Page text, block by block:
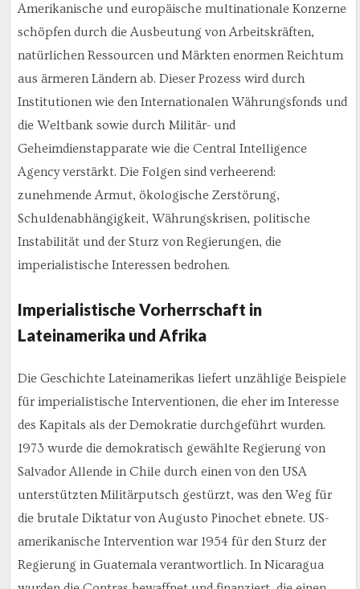
Amerikanische und europäische multinationale Konzerne
schöpfen durch die Ausbeutung von Arbeitskräften,
natürlichen Ressourcen und Märkten enormen Reichtum
aus ärmeren Ländern ab. Dieser Prozess wird durch
Institutionen wie den Internationalen Währungsfonds und
die Weltbank sowie durch Militär- und
Geheimdienstapparate wie die Central Intelligence
Agency verstärkt. Die Folgen sind verheerend:
zunehmende Armut, ökologische Zerstörung,
Schuldenabhängigkeit, Währungskrisen, politische
Instabilität und der Sturz von Regierungen, die
imperialistische Interessen bedrohen.
Imperialistische Vorherrschaft in
Lateinamerika und Afrika
Die Geschichte Lateinamerikas liefert unzählige Beispiele
für imperialistische Interventionen, die eher im Interesse
des Kapitals als der Demokratie durchgeführt wurden.
1973 wurde die demokratisch gewählte Regierung von
Salvador Allende in Chile durch einen von den USA
unterstützten Militärputsch gestürzt, was den Weg für
die brutale Diktatur von Augusto Pinochet ebnete. US-
amerikanische Intervention war 1954 für den Sturz der
Regierung in Guatemala verantwortlich. In Nicaragua